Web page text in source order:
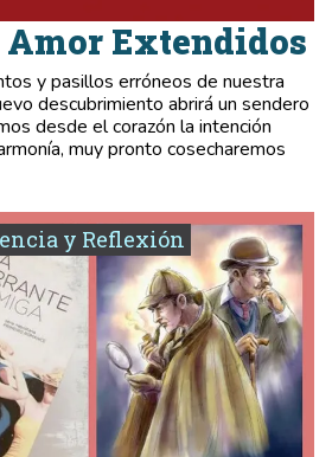
Amor Extendidos
y pasillos erróneos de nuestra
descubrimiento abrirá un sendero
desde el corazón la intención
muy pronto cosecharemos
y Reflexión